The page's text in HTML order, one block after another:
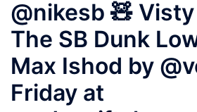
ュ
ー
@nikesb 🧸
The SB Dunk
Max Ishod by
Friday at